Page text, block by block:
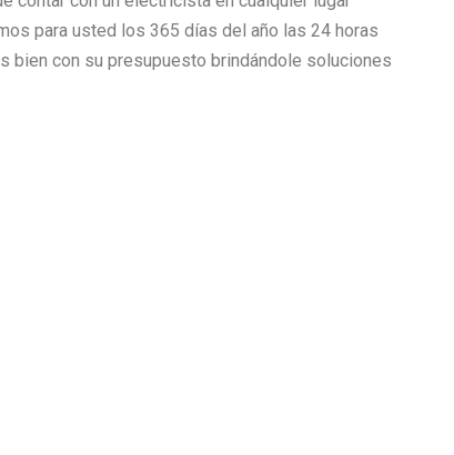
para usted los 365 días del año las 24 horas
bien con su presupuesto brindándole soluciones